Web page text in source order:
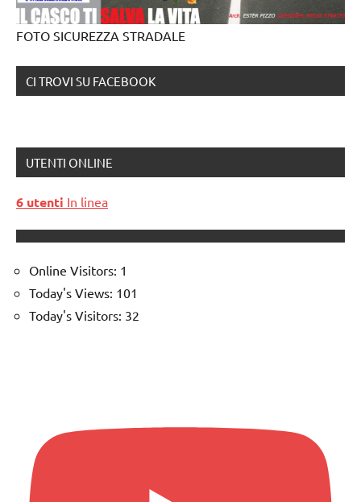
FOTO SICUREZZA STRADALE
CI TROVI SU FACEBOOK
UTENTI ONLINE
6 utenti In linea
Online Visitors: 1
Today's Views: 101
Today's Visitors: 32